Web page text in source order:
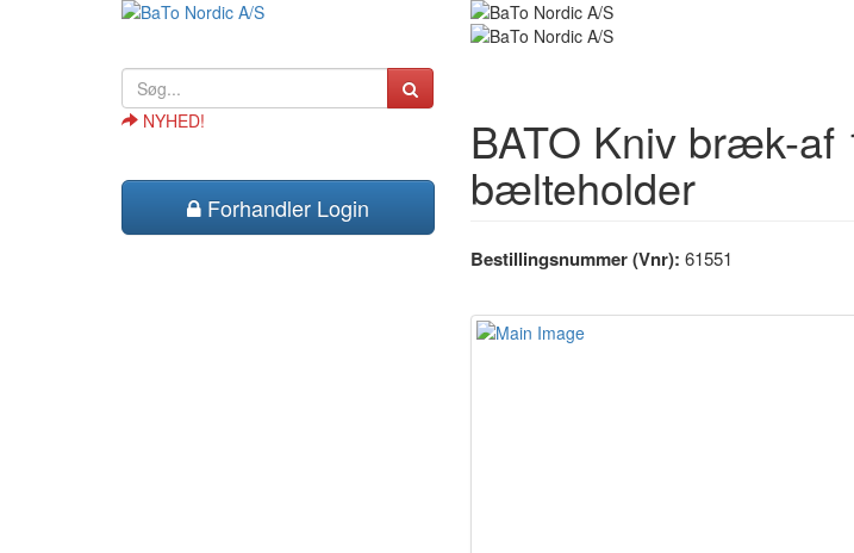
NYHED!
Forhandler Login
BATO Kniv bræk-af
bælteholder
Bestillingsnummer (Vnr): 61551